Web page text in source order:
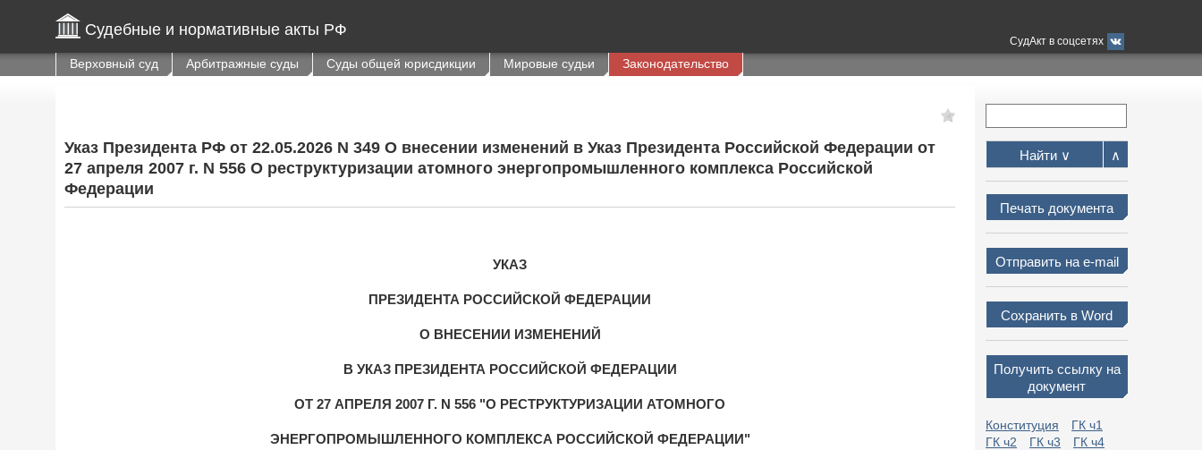
Судебные и нормативные акты РФ
СудАкт в соцсетях
Верховный суд Арбитражные суды Суды общей юрисдикции Мировые судьи Законодательство
Указ Президента РФ от 22.05.2026 N 349 О внесении изменений в Указ Президента Российской Федерации от
27 апреля 2007 г. N 556 О реструктуризации атомного энергопромышленного комплекса Российской
Федерации
УКАЗ
ПРЕЗИДЕНТА РОССИЙСКОЙ ФЕДЕРАЦИИ
О ВНЕСЕНИИ ИЗМЕНЕНИЙ
В УКАЗ ПРЕЗИДЕНТА РОССИЙСКОЙ ФЕДЕРАЦИИ
ОТ 27 АПРЕЛЯ 2007 Г. N 556 "О РЕСТРУКТУРИЗАЦИИ АТОМНОГО
ЭНЕРГОПРОМЫШЛЕННОГО КОМПЛЕКСА РОССИЙСКОЙ ФЕДЕРАЦИИ"
Найти ∨ ∧
Печать документа
Отправить на e-mail
Сохранить в Word
Получить ссылку на
документ
Конституция
ГК ч1
ГК ч2
ГК ч3
ГК ч4